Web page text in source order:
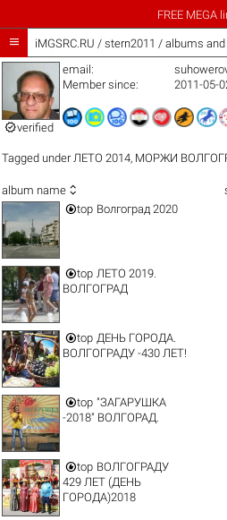
FREE MEGA
 iMGSRC.RU / stern2011 / albums
verified
email:
Member since:
2011-05-
Tagged under ЛЕТО 2014, МОРЖИ
album name 
top Волгоград 2020
top ЛЕТО 2019.
ВОЛГОГРАД
top ДЕНЬ ГОРОДА.
ВОЛГОГРАДУ -430 ЛЕТ!
top "ЗАГАРУШКА
-2018" ВОЛГОРАД.
top ВОЛГОГРАДУ
429 ЛЕТ (ДЕНЬ
ГОРОДА)2018